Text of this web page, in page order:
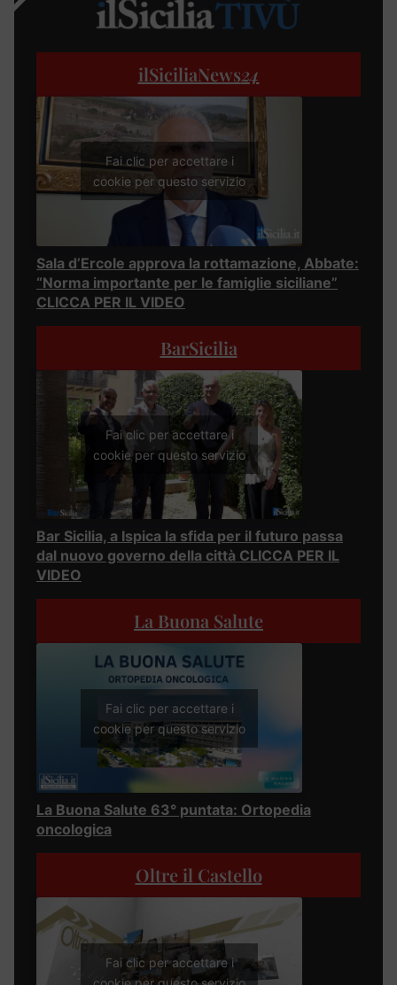
ilSiciliaNews24
Fai clic per accettare i
cookie per questo servizio
Sala d’Ercole approva la rottamazione, Abbate:
“Norma importante per le famiglie siciliane”
CLICCA PER IL VIDEO
BarSicilia
Fai clic per accettare i
cookie per questo servizio
Bar Sicilia, a Ispica la sfida per il futuro passa
dal nuovo governo della città CLICCA PER IL
VIDEO
La Buona Salute
Fai clic per accettare i
cookie per questo servizio
La Buona Salute 63° puntata: Ortopedia
oncologica
Oltre il Castello
Fai clic per accettare i